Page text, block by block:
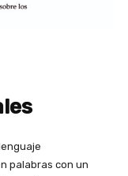
palabras con un